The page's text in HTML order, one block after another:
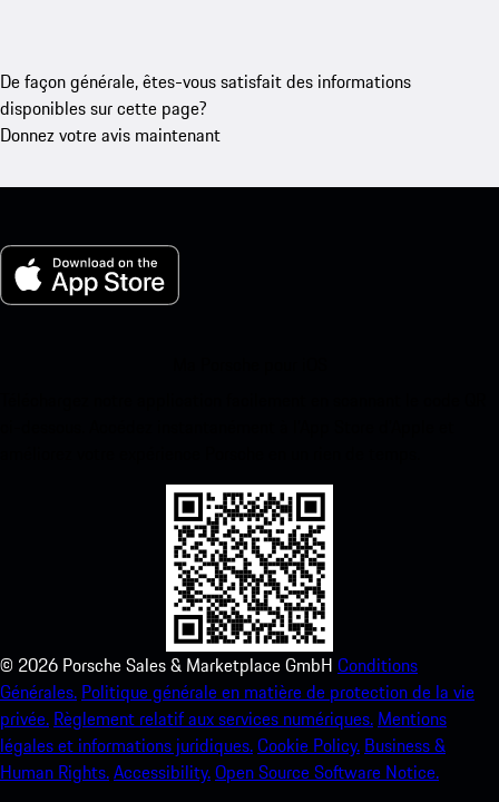
De façon générale, êtes-vous satisfait des informations
disponibles sur cette page?
Donnez votre avis maintenant
© 2026 Porsche Sales & Marketplace GmbH Conditions
Générales. Politique générale en matière de protection de la vie
privée. Règlement relatif aux services numériques. Mentions
légales et informations juridiques.Cookie Policy. Business &
Human Rights.Accessibility.Open Source Software Notice.